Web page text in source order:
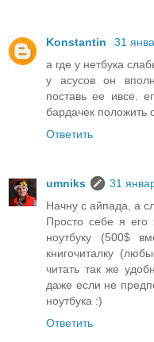
Konstantin
31
а где у нетбука
у асусов он
поставь ее ивсе.
бардачек положить
Ответить
umniks
31
Начну с айпада, а
Просто себе я его
ноутбуку (500$
книгочиталку
читать так же
даже если не
ноутбука :)
Ответить